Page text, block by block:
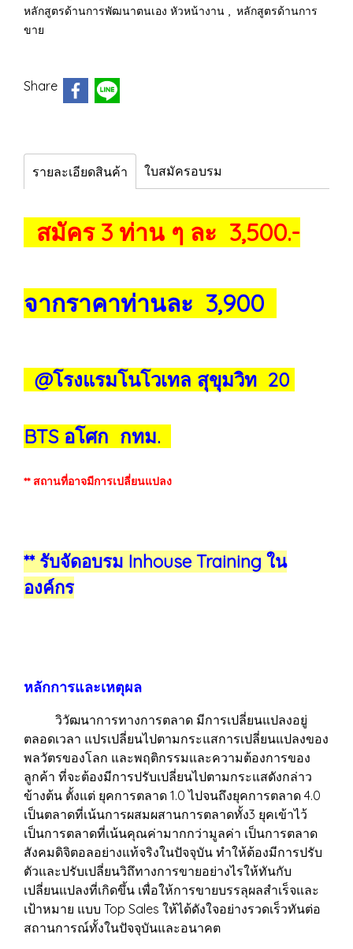
หลักสูตรด้านการพัฒนาตนเอง หัวหน้างาน , หลักสูตรด้านการ
ขาย
Share
รายละเอียดสินค้า ใบสมัครอบรม
สมัคร 3 ท่าน ๆ ละ 3,500.-
จากราคาท่านละ 3,900
@โรงแรมโนโวเทล สุขุมวิท 20
BTS อโศก กทม.
** สถานที่อาจมีการเปลี่ยนแปลง
** รับจัดอบรม Inhouse Training ใน
องค์กร
หลักการและเหตุผล
วิวัฒนาการทางการตลาด มีการเปลี่ยนแปลงอยู่
ตลอดเวลา แปรเปลี่ยนไปตามกระแสการเปลี่ยนแปลงของ
พลวัตรของโลก และพฤติกรรมและความต้องการของ
ลูกค้า ที่จะต้องมีการปรับเปลี่ยนไปตามกระแสดังกล่าว
ข้างต้น ตั้งแต่ ยุคการตลาด 1.0 ไปจนถึงยุคการตลาด 4.0
เป็นตลาดที่เน้นการผสมผสานการตลาดทั้ง3 ยุคเข้าไว้
เป็นการตลาดที่เน้นคุณค่ามากกว่ามูลค่า เป็นการตลาด
สังคมดิจิตอลอย่างแท้จริงในปัจจุบัน ทำให้ต้องมีการปรับ
ตัวและปรับเปลี่ยนวิถึทางการขายอย่างไรให้ทันกับ
เปลี่ยนแปลงที่เกิดขึ้น เพื่อให้การขายบรรลุผลสำเร็จและ
เป้าหมาย แบบ Top Sales ให้ได้ดังใจอย่างรวดเร็วทันต่อ
สถานการณ์ทั้งในปัจจุบันและอนาคต